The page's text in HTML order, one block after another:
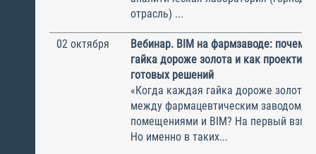
отрасль) ...
02 октября
Вебинар. BIM на фармзаводе: почему
гайка дороже золота и как
готовых решений
«Когда каждая гайка дороже
между фармацевтическим заводом,
помещениями и BIM? На первый
Но именно в таких...